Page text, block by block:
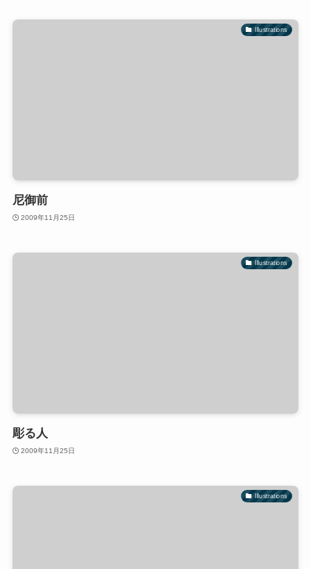
Illustrations
尼御前
2009年11月25日
Illustrations
彫る人
2009年11月25日
Illustrations